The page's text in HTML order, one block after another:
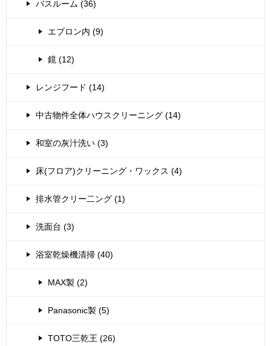
バスルーム (36)
エプロン内 (9)
鏡 (12)
レンジフード (14)
中古物件全体ハウスクリーニング (14)
和室の灰汁洗い (3)
床(フロア)クリーニング・ワックス (4)
排水管クリー二ング (1)
洗面台 (3)
浴室乾燥機清掃 (40)
MAX製 (2)
Panasonic製 (5)
TOTO三乾王 (26)